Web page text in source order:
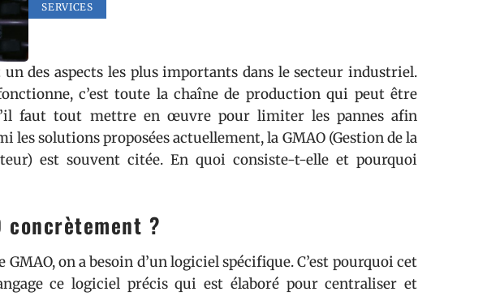
SERVICES
des aspects les plus importants dans le secteur industriel.
c’est toute la chaîne de production qui peut être
faut tout mettre en œuvre pour limiter les pannes afin
les solutions proposées actuellement, la GMAO (Gestion de la
est souvent citée. En quoi consiste-t-elle et pourquoi
concrètement ?
on a besoin d’un logiciel spécifique. C’est pourquoi cet
ce logiciel précis qui est élaboré pour centraliser et